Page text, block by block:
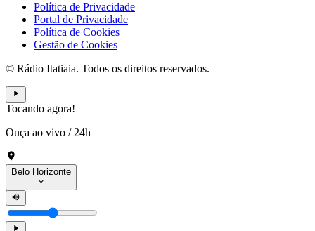
Política de Privacidade
Portal de Privacidade
Política de Cookies
Gestão de Cookies
© Rádio Itatiaia. Todos os direitos reservados.
Tocando agora!
Ouça ao vivo / 24h
Belo Horizonte